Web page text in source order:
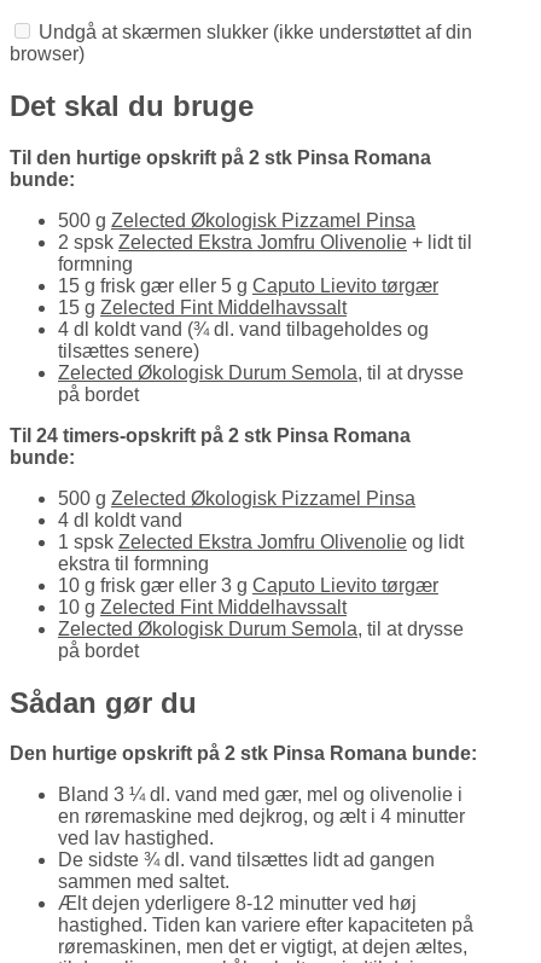
Undgå at skærmen slukker (ikke understøttet af din
browser)
Det skal du bruge
Til den hurtige opskrift på 2 stk Pinsa Romana
bunde:
500 g Zelected Økologisk Pizzamel Pinsa
2 spsk Zelected Ekstra Jomfru Olivenolie + lidt til
formning
15 g frisk gær eller 5 g Caputo Lievito tørgær
15 g Zelected Fint Middelhavssalt
4 dl koldt vand (¾ dl. vand tilbageholdes og
tilsættes senere)
Zelected Økologisk Durum Semola, til at drysse
på bordet
Til 24 timers-opskrift på 2 stk Pinsa Romana
bunde:
500 g Zelected Økologisk Pizzamel Pinsa
4 dl koldt vand
1 spsk Zelected Ekstra Jomfru Olivenolie og lidt
ekstra til formning
10 g frisk gær eller 3 g Caputo Lievito tørgær
10 g Zelected Fint Middelhavssalt
Zelected Økologisk Durum Semola, til at drysse
på bordet
Sådan gør du
Den hurtige opskrift på 2 stk Pinsa Romana bunde:
Bland 3 ¼ dl. vand med gær, mel og olivenolie i
en røremaskine med dejkrog, og ælt i 4 minutter
ved lav hastighed.
De sidste ¾ dl. vand tilsættes lidt ad gangen
sammen med saltet.
Ælt dejen yderligere 8-12 minutter ved høj
hastighed. Tiden kan variere efter kapaciteten på
røremaskinen, men det er vigtigt, at dejen æltes,